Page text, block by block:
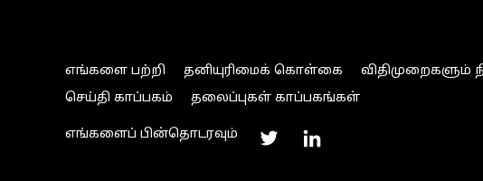
எங்களை பற்றி தனியுரிமைக் கொள்கை விதிமுறைகளும்
செய்தி காப்பகம்
தலைப்புகள் காப்பகங்கள்
எங்களைப் பின்தொடரவும்